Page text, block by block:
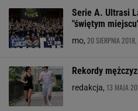
Serie A. Ultrasi
"świętym
mo, 20 SIERPNIA
Rekordy
redakcja, 13 MAJA